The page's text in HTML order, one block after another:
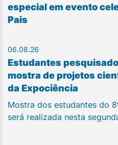
especial em evento
Pais
06.08.26
Estudantes
mostra de projetos
da Expociência
Mostra dos estudantes do
será realizada nesta